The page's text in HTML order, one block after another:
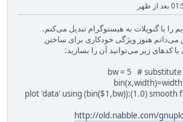
را با گنوپلات به هیستوگرام تبدیل می‌کنم.
می‌دانم هنوز ویژگی خودکاری برای ساختن
کدهای زیر می‌توانید آن را بسازید:
http://old.nabble.com/